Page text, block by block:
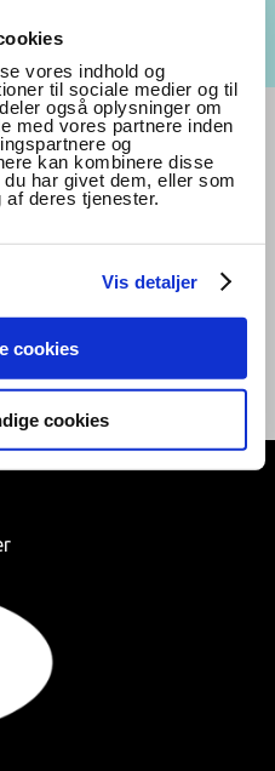
vores indhold og
til sociale medier og til
også oplysninger om
med vores partnere inden
og
kan kombinere disse
har givet dem, eller som
deres tjenester.
Vis detaljer
cookies
cookies
til fx til polterabend,
eller